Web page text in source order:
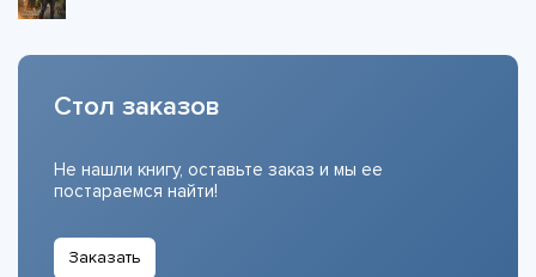
Стол заказов
Не нашли книгу, оставьте заказ и мы ее
постараемся найти!
Заказать